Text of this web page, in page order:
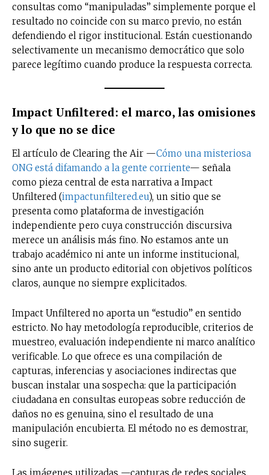
consultas como “manipuladas” simplemente porque el
resultado no coincide con su marco previo, no están
defendiendo el rigor institucional. Están cuestionando
selectivamente un mecanismo democrático que solo
parece legítimo cuando produce la respuesta correcta.
Impact Unfiltered: el marco, las omisiones
y lo que no se dice
El artículo de Clearing the Air —Cómo una misteriosa
ONG está difamando a la gente corriente— señala
como pieza central de esta narrativa a Impact
Unfiltered (impactunfiltered.eu), un sitio que se
presenta como plataforma de investigación
independiente pero cuya construcción discursiva
merece un análisis más fino. No estamos ante un
trabajo académico ni ante un informe institucional,
sino ante un producto editorial con objetivos políticos
claros, aunque no siempre explicitados.
Impact Unfiltered no aporta un “estudio” en sentido
estricto. No hay metodología reproducible, criterios de
muestreo, evaluación independiente ni marco analítico
verificable. Lo que ofrece es una compilación de
capturas, inferencias y asociaciones indirectas que
buscan instalar una sospecha: que la participación
ciudadana en consultas europeas sobre reducción de
daños no es genuina, sino el resultado de una
manipulación encubierta. El método no es demostrar,
sino sugerir.
Las imágenes utilizadas —capturas de redes sociales,